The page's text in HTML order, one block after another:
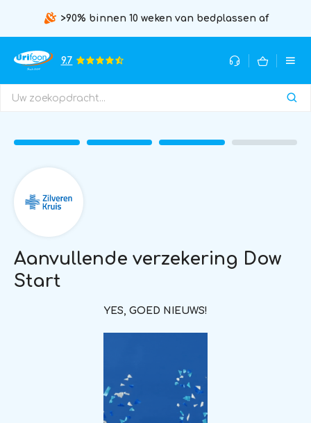
>90% binnen 10 weken van bedplassen af
9.7
Aanvullende verzekering Dow
Start
YES, GOED NIEUWS!